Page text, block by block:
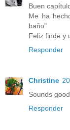
Buen
Me ha
baño"
Feliz finde y
Responder
Christine
Sounds good
Responder